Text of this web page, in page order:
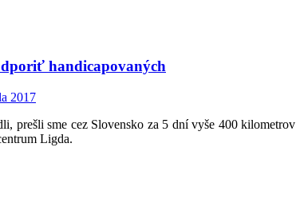
handicapovaných
2017
sme cez Slovensko za 5 dní vyše 400
Ligda.